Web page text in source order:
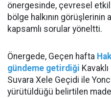
önergesinde, çevresel
bölge halkının görüşlerinin
kapsamlı sorular yöneltti.
Önergede, Geçen hafta
gündeme getirdiği
Suvara Xele Geçidi ile
yürütüldüğü belirtilen